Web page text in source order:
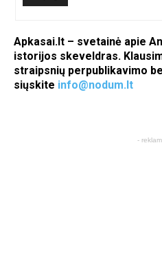
Apkasai.lt – svetainė apie
istorijos skeveldras.
straipsnių perpublikavimo
siųskite info@nodum.lt
-